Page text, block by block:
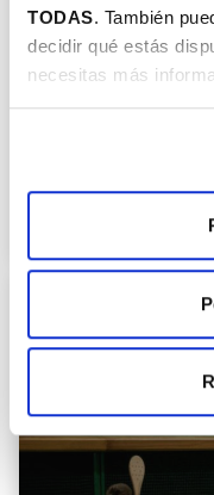
TODAS. También
decidir qué estás
necesitas más